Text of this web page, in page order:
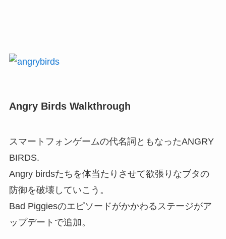
Angry Birds Walkthrough
スマートフォンゲームの代名詞ともなったANGRY
BIRDS.
Angry birdsたちを体当たりさせて欲張りなブタの
防御を破壊していこう。
Bad Piggiesのエピソードがかかわるステージがア
ップデートで追加。